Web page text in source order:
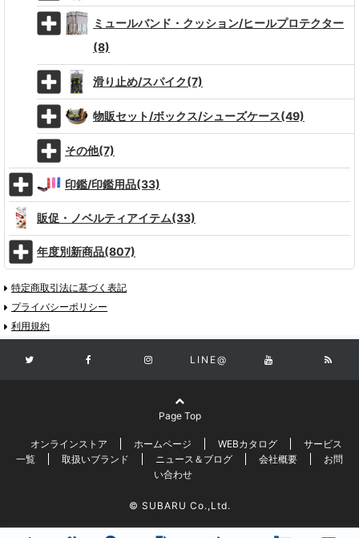
ミュールバンド・クッション/ヒールプロテクター
(8)
滑り止め/スパイク(7)
物販セット/ボックス/シューズケース(49)
その他(7)
印鑑/印鑑用品(33)
販促・ノベルティアイテム(33)
年度別新商品(807)
特定商取引法に基づく表記
プライバシーポリシー
利用規約
LINE@
Page Top
オンラインストア ホームページ WEBカタログ
サービス
一覧
取扱いブランド ニュース＆ブログ 会社概要
お問
い合わせ
© SUBARU Co.,Ltd.